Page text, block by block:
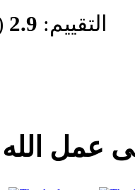
التقييم: 2.9
(5750
عمل الله